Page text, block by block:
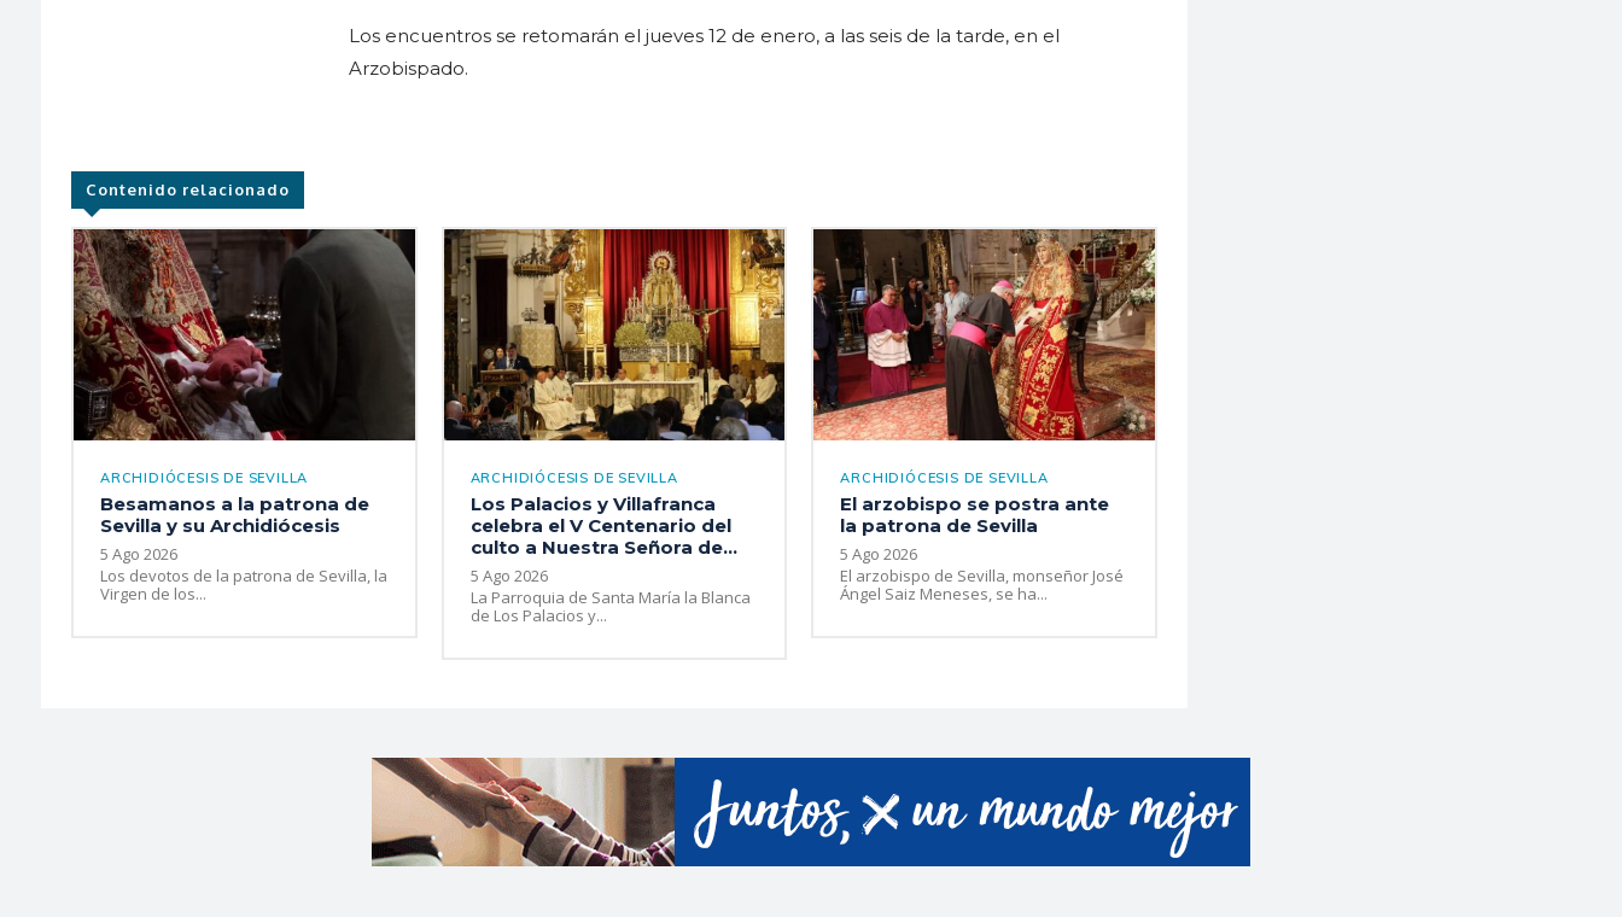
Los encuentros se retomarán el jueves 12 de enero, a las seis de la tarde, en el
Arzobispado.
Contenido relacionado
ARCHIDIÓCESIS DE SEVILLA
Besamanos a la patrona de
Sevilla y su Archidiócesis
5 Ago 2026
Los devotos de la patrona de Sevilla, la
Virgen de los...
ARCHIDIÓCESIS DE SEVILLA
Los Palacios y Villafranca
celebra el V Centenario del
culto a Nuestra Señora de...
5 Ago 2026
La Parroquia de Santa María la Blanca
de Los Palacios y...
ARCHIDIÓCESIS DE SEVILLA
El arzobispo se postra ante
la patrona de Sevilla
5 Ago 2026
El arzobispo de Sevilla, monseñor José
Ángel Saiz Meneses, se ha...